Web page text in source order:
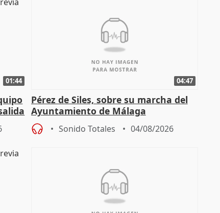
01:44 04:47
Pérez de Siles, sobre su marcha del
Ayuntamiento de Málaga
Sonido Totales 04/08/2026